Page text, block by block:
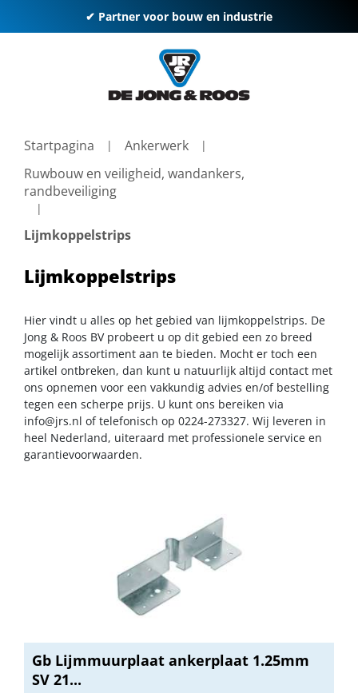
✔ Partner voor bouw en industrie
Startpagina
Ankerwerk
Ruwbouw en veiligheid, wandankers,
randbeveiliging
Lijmkoppelstrips
Lijmkoppelstrips
Hier vindt u alles op het gebied van lijmkoppelstrips. De
Jong & Roos BV probeert u op dit gebied een zo breed
mogelijk assortiment aan te bieden. Mocht er toch een
artikel ontbreken, dan kunt u natuurlijk altijd contact met
ons opnemen voor een vakkundig advies en/of bestelling
tegen een scherpe prijs. U kunt ons bereiken via
info@jrs.nl of telefonisch op 0224-273327. Wij leveren in
heel Nederland, uiteraard met professionele service en
garantievoorwaarden.
Gb Lijmmuurplaat ankerplaat 1.25mm
SV 21...